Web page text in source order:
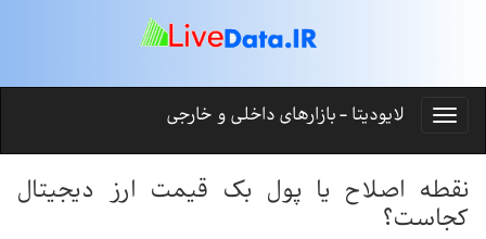
لایودیتا - بازارهای داخلی و خارجی
نقطه اصلاح یا پول بک قیمت ارز دیجیتال
کجاست؟